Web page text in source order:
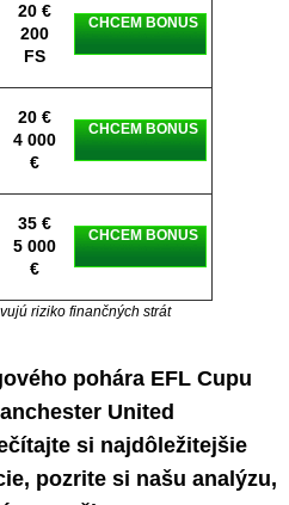
20 €
200
FS
CHCEM BONUS
20 €
4 000
€
CHCEM BONUS
35 €
5 000
€
CHCEM BONUS
riziko finančných strát
pohára EFL Cupu
United
si najdôležitejšie
pozrite si našu analýzu,